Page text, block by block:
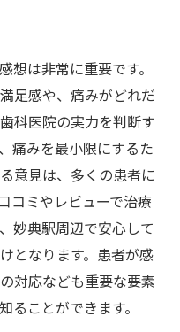
想は非常に重要です。
足感や、痛みがどれだ
科医院の実力を判断す
痛みを最小限にするた
意見は、多くの患者に
コミやレビューで治療
妙典駅周辺で安心して
となります。患者が感
対応なども重要な要素
ることができます。